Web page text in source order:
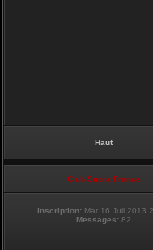
Haut
Club Supra France
Inscription: Mar 16 Juil 2013
Messages: 82